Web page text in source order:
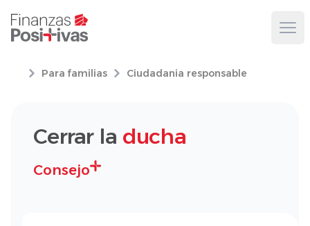
Para familias Ciudadania responsable
Cerrar la ducha
Consejo